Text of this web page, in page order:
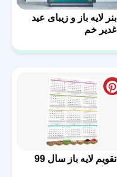
بنر لایه باز و زیبای عید
غدیر خم
تقویم لایه باز سال 99